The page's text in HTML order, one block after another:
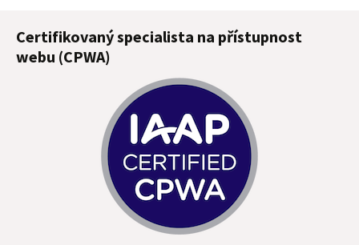
Certifikovaný specialista na přístupnost
webu (CPWA)